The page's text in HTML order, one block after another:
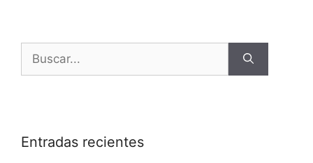
Entradas recientes